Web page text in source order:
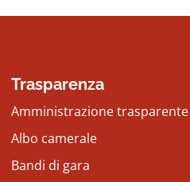
Trasparenza
Amministrazione trasparente
Albo camerale
Bandi di gara